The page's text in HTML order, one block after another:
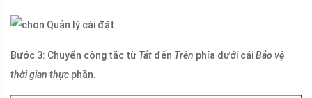
Bước 3: Chuyển công tắc từ Tắt đến Trên phía dưới cáiBảo vệ
thời gian thực phần.